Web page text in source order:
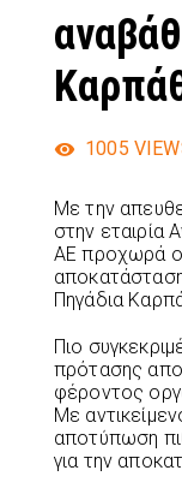
1005
Με την
στην εταιρία
ΑΕ προχωρά
Πηγάδια
Πιο
πρότασης
φέροντος
Με
αποτύπωση
για την